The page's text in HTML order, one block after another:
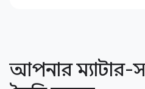
আপনার ম্যাটার-